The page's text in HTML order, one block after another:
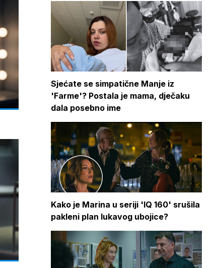
Sjećate se simpatične Manje iz
'Farme'? Postala je mama, dječaku
dala posebno ime
Kako je Marina u seriji 'IQ 160' srušila
pakleni plan lukavog ubojice?